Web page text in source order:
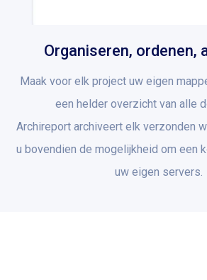
Organiseren, ordenen,
Maak voor elk project uw eigen
een helder overzicht van alle
Archireport archiveert elk verzonden
u bovendien de mogelijkheid om een
uw eigen servers.